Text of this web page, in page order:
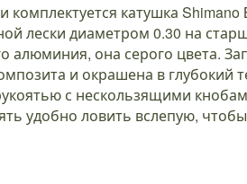
катушка Shimano
лески диаметром 0.30 на
алюминия, она серого цвета.
и окрашена в глубокий
с нескользящими
удобно ловить вслепую,